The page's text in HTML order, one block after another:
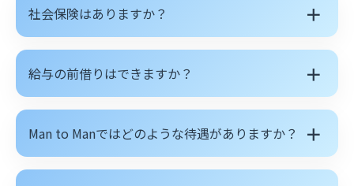
社会保険はありますか？ ＋
給与の前借りはできますか？ ＋
Man to Manではどのような待遇がありますか？ ＋